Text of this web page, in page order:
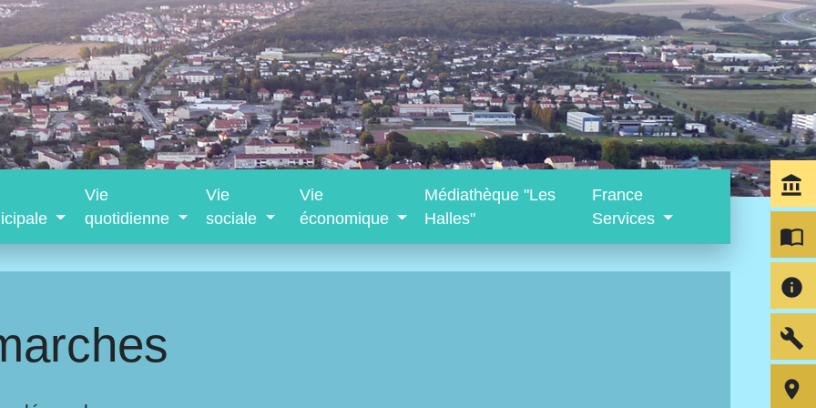
Vie
quotidienne
Vie
sociale
Vie
économique
Médiathèque "Les
Halles"
France
Services
account_balance
import_contacts
info
build
room